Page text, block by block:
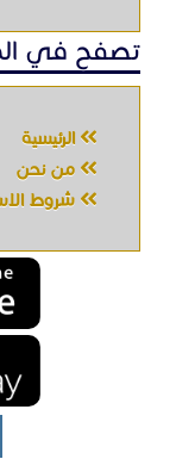
تصفح في
الرئيسية
من نحن
شروط